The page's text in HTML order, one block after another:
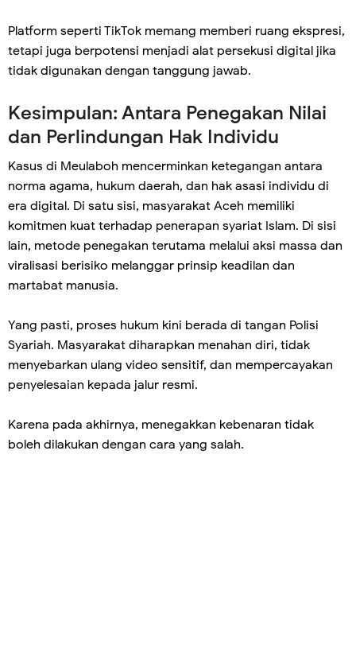
Platform seperti TikTok memang memberi ruang ekspresi,
tetapi juga berpotensi menjadi alat persekusi digital jika
tidak digunakan dengan tanggung jawab.
Kesimpulan: Antara Penegakan Nilai
dan Perlindungan Hak Individu
Kasus di Meulaboh mencerminkan ketegangan antara
norma agama, hukum daerah, dan hak asasi individu di
era digital. Di satu sisi, masyarakat Aceh memiliki
komitmen kuat terhadap penerapan syariat Islam. Di sisi
lain, metode penegakan terutama melalui aksi massa dan
viralisasi berisiko melanggar prinsip keadilan dan
martabat manusia.
Yang pasti, proses hukum kini berada di tangan Polisi
Syariah. Masyarakat diharapkan menahan diri, tidak
menyebarkan ulang video sensitif, dan mempercayakan
penyelesaian kepada jalur resmi.
Karena pada akhirnya, menegakkan kebenaran tidak
boleh dilakukan dengan cara yang salah.